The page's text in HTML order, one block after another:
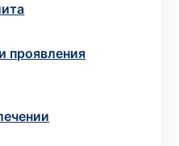
проявления